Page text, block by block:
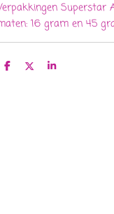
Superstar
16 gram en 45
D D S